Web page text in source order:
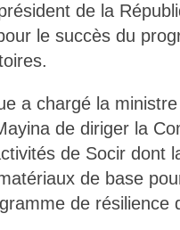
de la
le succès du
a chargé la
de diriger la
de Socir dont
de base
de résilience